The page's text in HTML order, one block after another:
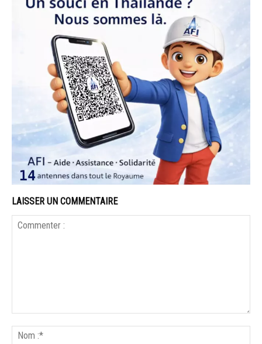
LAISSER UN COMMENTAIRE